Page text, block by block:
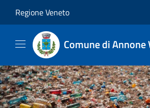
Regione Veneto
Comune di Annone